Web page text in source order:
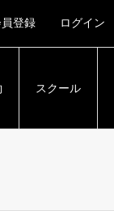
登録 ログイン
スクール